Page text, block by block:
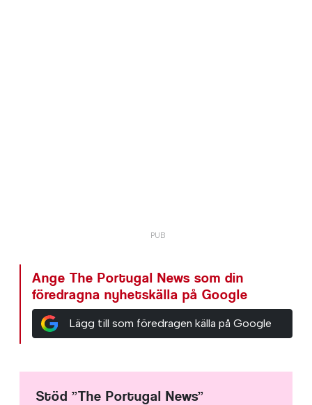
Ange The Portugal News som din
föredragna nyhetskälla på Google
Lägg till som föredragen källa på Google
Stöd ”The Portugal News”